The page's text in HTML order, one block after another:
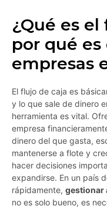
¿Qué es
por qué es
empresas
El flujo de caja es
y lo que sale de dinero
herramienta es vital.
empresa
dinero del que gasta,
mantenerse a flote y
hacer decisiones
expandirse. En un país
rápidamente, gestionar
no es solo bueno, es